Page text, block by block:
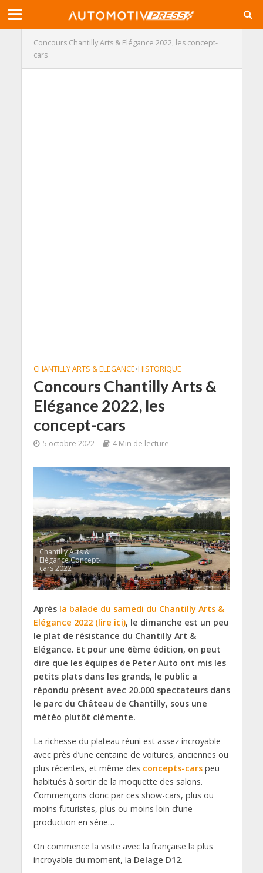
Concours Chantilly Arts & Elégance 2022, les concept-
cars
CHANTILLY ARTS & ELEGANCE•HISTORIQUE
Concours Chantilly Arts &
Elégance 2022, les
concept-cars
5 octobre 2022 4 Min de lecture
Chantilly Arts &
Elégance Concept-
cars 2022
Après la balade du samedi du Chantilly Arts &
Elégance 2022 (lire ici), le dimanche est un peu
le plat de résistance du Chantilly Art &
Elégance. Et pour une 6ème édition, on peut
dire que les équipes de Peter Auto ont mis les
petits plats dans les grands, le public a
répondu présent avec 20.000 spectateurs dans
le parc du Château de Chantilly, sous une
météo plutôt clémente.
La richesse du plateau réuni est assez incroyable
avec près d’une centaine de voitures, anciennes ou
plus récentes, et même des concepts-carspeu
habitués à sortir de la moquette des salons.
Commençons donc par ces show-cars, plus ou
moins futuristes, plus ou moins loin d’une
production en série…
On commence la visite avec la française la plus
incroyable du moment, la Delage D12.